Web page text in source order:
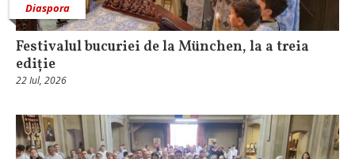
Diaspora
Festivalul bucuriei de la München, la a treia
ediție
22 Iul, 2026